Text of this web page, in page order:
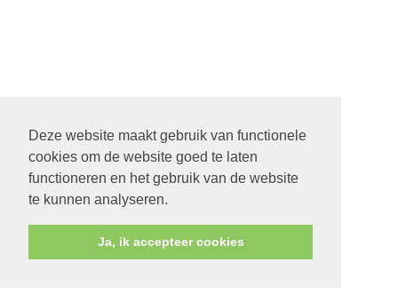
Deze website maakt gebruik van functionele
cookies om de website goed te laten
functioneren en het gebruik van de website
te kunnen analyseren.
Ja, ik accepteer cookies